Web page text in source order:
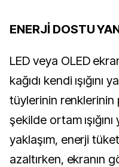
ENERJİ DOSTU
LED veya OLED
kağıdı kendi
tüylerinin renklerinin
şekilde ortam
yaklaşım, enerji
azaltırken, ekranın